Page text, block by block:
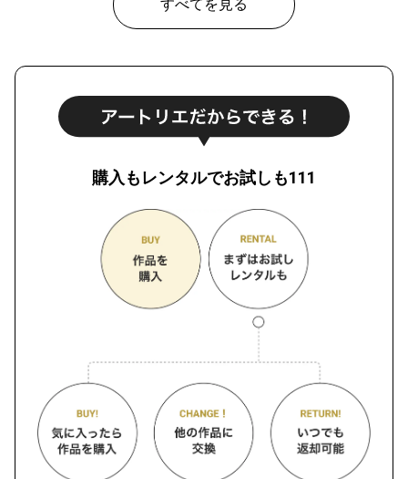
すべてを見る
購入もレンタルでお試しも111